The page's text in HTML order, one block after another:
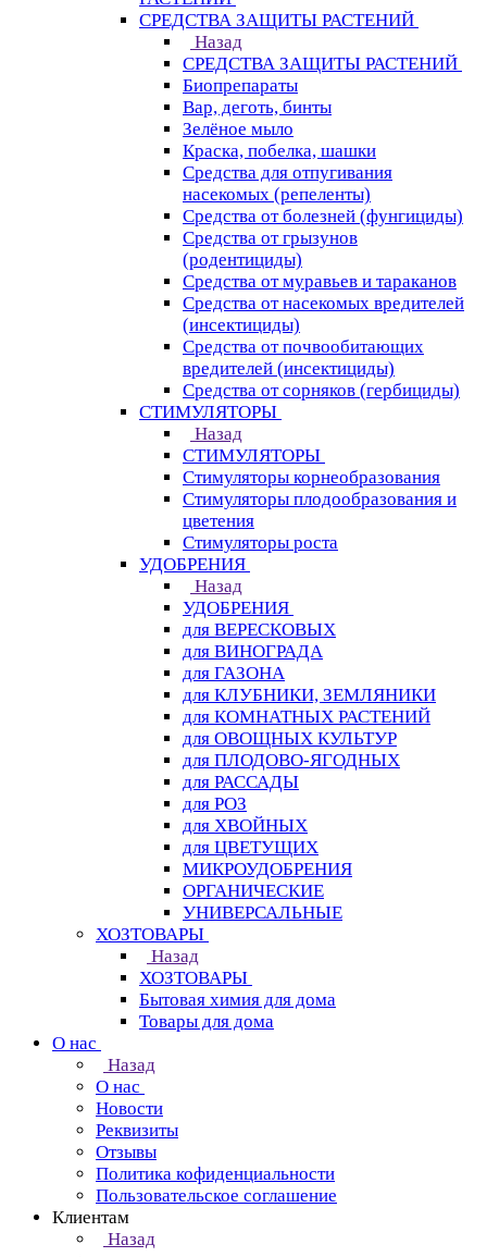
СРЕДСТВА ЗАЩИТЫ РАСТЕНИЙ
Назад
СРЕДСТВА ЗАЩИТЫ РАСТЕНИЙ
Биопрепараты
Вар, деготь, бинты
Зелёное мыло
Краска, побелка, шашки
Средства для отпугивания
насекомых (репеленты)
Средства от болезней (фунгициды)
Средства от грызунов
(родентициды)
Средства от муравьев и тараканов
Средства от насекомых вредителей
(инсектициды)
Средства от почвообитающих
вредителей (инсектициды)
Средства от сорняков (гербициды)
СТИМУЛЯТОРЫ
Назад
СТИМУЛЯТОРЫ
Стимуляторы корнеобразования
Стимуляторы плодообразования и
цветения
Стимуляторы роста
УДОБРЕНИЯ
Назад
УДОБРЕНИЯ
для ВЕРЕСКОВЫХ
для ВИНОГРАДА
для ГАЗОНА
для КЛУБНИКИ, ЗЕМЛЯНИКИ
для КОМНАТНЫХ РАСТЕНИЙ
для ОВОЩНЫХ КУЛЬТУР
для ПЛОДОВО-ЯГОДНЫХ
для РАССАДЫ
для РОЗ
для ХВОЙНЫХ
для ЦВЕТУЩИХ
МИКРОУДОБРЕНИЯ
ОРГАНИЧЕСКИЕ
УНИВЕРСАЛЬНЫЕ
ХОЗТОВАРЫ
Назад
ХОЗТОВАРЫ
Бытовая химия для дома
Товары для дома
О нас
Назад
О нас
Новости
Реквизиты
Отзывы
Политика кофиденциальности
Пользовательское соглашение
Клиентам
Назад